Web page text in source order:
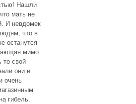
Нашли
мать не
И невдомек
что в
останутся
мимо
то свой
они и
очень
гибель.